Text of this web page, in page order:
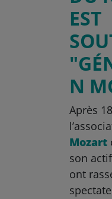
EST
N
Après
Mozart
son
ont